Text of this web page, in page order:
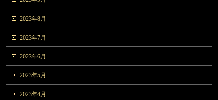
2023年8月
2023年7月
2023年6月
2023年5月
2023年4月